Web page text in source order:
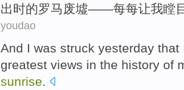
出时的罗马废墟——每每让我瞠
youdao
And I was struck yesterday that
greatest views in the history of
sunrise.